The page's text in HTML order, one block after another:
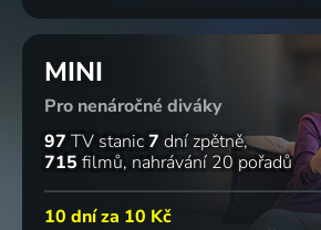
MINI
Pro nenáročné diváky
97 TV stanic7 dní zpětně
715 filmů nahrávání 20 pořadů
10 dní za 10 Kč